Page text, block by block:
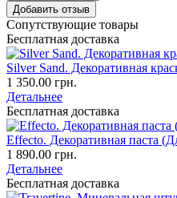
Добавить отзыв
Сопутствующие товары
Бесплатная доставка
Silver Sand. Декоративная
1 350.00 грн.
Детальнее
Бесплатная доставка
Effecto. Декоративная паста
1 890.00 грн.
Детальнее
Бесплатная доставка